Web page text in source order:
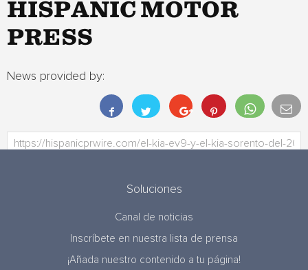
HISPANIC MOTOR
PRESS
News provided by:
Soluciones
Canal de noticias
Inscríbete en nuestra lista de prensa
¡Añada nuestro contenido a tu página!